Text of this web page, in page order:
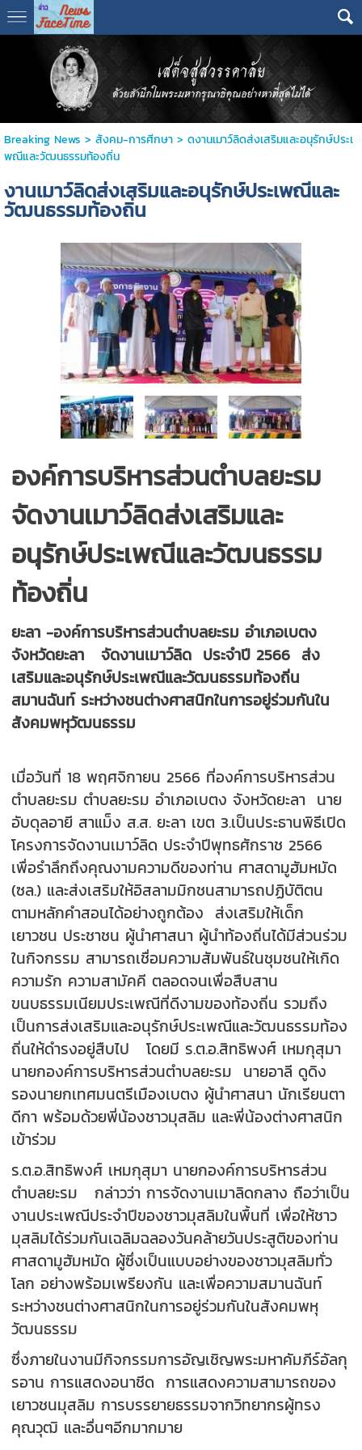
Breaking News > สังคม-การศีกษา> ดงานเมาว์ลิดส่งเสริมและอนุรักษ์ประเ
พณีและวัฒนธรรมท้องถิ่น
งานเมาว์ลิดส่งเสริมและอนุรักษ์ประเพณีและ
วัฒนธรรมท้องถิ่น
องค์การบริหารส่วนตำบลยะรม
จัดงานเมาว์ลิดส่งเสริมและ
อนุรักษ์ประเพณีและวัฒนธรรม
ท้องถิ่น
ยะลา -องค์การบริหารส่วนตำบลยะรม อำเภอเบตง
จังหวัดยะลา จัดงานเมาว์ลิด ประจำปี 2566 ส่ง
เสริมและอนุรักษ์ประเพณีและวัฒนธรรมท้องถิ่น
สมานฉันท์ ระหว่างชนต่างศาสนิกในการอยู่ร่วมกันใน
สังคมพหุวัฒนธรรม
เมื่อวันที่ 18 พฤศจิกายน 2566 ที่องค์การบริหารส่วน
ตำบลยะรม ตำบลยะรม อำเภอเบตง จังหวัดยะลา นาย
อับดุลอายี สาแม็ง ส.ส. ยะลา เขต 3.เป็นประธานพิธีเปิด
โครงการจัดงานเมาว์ลิด ประจำปีพุทธศักราช 2566
เพื่อรำลึกถึงคุณงามความดีของท่าน ศาสดามูฮัมหมัด
(ซล.) และส่งเสริมให้อิสลามมิกชนสามารถปฏิบัติตน
ตามหลักคำสอนได้อย่างถูกต้อง ส่งเสริมให้เด็ก
เยาวชน ประชาชน ผู้นำศาสนา ผู้นำท้องถิ่นได้มีส่วนร่วม
ในกิจกรรม สามารถเชื่อมความสัมพันธ์ในชุมชนให้เกิด
ความรัก ความสามัคคี ตลอดจนเพื่อสืบสาน
ขนบธรรมเนียมประเพณีที่ดีงามของท้องถิ่น รวมถึง
เป็นการส่งเสริมและอนุรักษ์ประเพณีและวัฒนธรรมท้อง
ถิ่นให้ดำรงอยู่สืบไป โดยมี ร.ต.อ.สิทธิพงศ์ เหมกุสุมา
นายกองค์การบริหารส่วนตำบลยะรม นายอาลี ดูดิง
รองนายกเทศมนตรีเมืองเบตง ผู้นำศาสนา นักเรียนตา
ดีกา พร้อมด้วยพี่น้องชาวมุสลิม และพี่น้องต่างศาสนิก
เข้าร่วม
ร.ต.อ.สิทธิพงศ์ เหมกุสุมา นายกองค์การบริหารส่วน
ตำบลยะรม กล่าวว่า การจัดงานเมาลิดกลาง ถือว่าเป็น
งานประเพณีประจำปีของชาวมุสลิมในพื้นที่ เพื่อให้ชาว
มุสลิมได้ร่วมกันเฉลิมฉลองวันคล้ายวันประสูติของท่าน
ศาสดามูฮัมหมัด ผู้ซึ่งเป็นแบบอย่างของชาวมุสลิมทั่ว
โลก อย่างพร้อมเพรียงกัน และเพื่อความสมานฉันท์
ระหว่างชนต่างศาสนิกในการอยู่ร่วมกันในสังคมพหุ
วัฒนธรรม
ซึ่งภายในงานมีกิจกรรมการอัญเชิญพระมหาคัมภีร์อัลกุ
รอาน การแสดงอนาชีด การแสดงความสามารถของ
เยาวชนมุสลิม การบรรยายธรรมจากวิทยากรผู้ทรง
คุณวุฒิ และอื่นๆอีกมากมาย